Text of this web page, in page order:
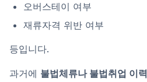
오버스테이 여부
재류자격 위반 여부
등입니다.
과거에 불법체류나 불법취업 이력